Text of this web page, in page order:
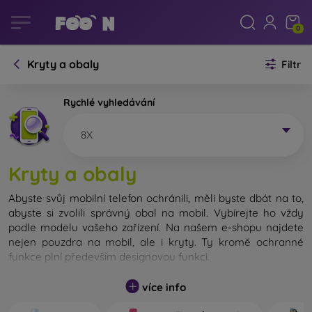
0
Kryty a obaly Filtr
Rychlé vyhledávání
8X
Kryty a obaly
Abyste svůj mobilní telefon ochránili, měli byste dbát na to,
abyste si zvolili správný obal na mobil. Vybírejte ho vždy
podle modelu vašeho zařízení. Na našem e-shopu najdete
nejen pouzdra na mobil, ale i kryty. Ty kromě ochranné
funkce plní především designovou funkci.
Kryt na mobil můžeme také nazvat zadní kryt. Je určen na
ochranu zadní části telefonu. Jednotlivé kryty na mobil se
více info